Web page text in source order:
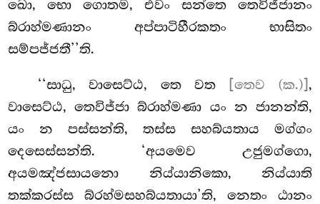
ඛො, භො ගොතම, එවං සන්තෙ තෙවිජ්ජානං
බ්රාහ්මණානං අප්පාටිහීරකතං භාසිතං
සම්පජ්ජතී’’ති.
‘‘සාධු, වාසෙට්ඨ, තෙ වත [තෙව (ක.)] ,
වාසෙට්ඨ, තෙවිජ්ජා බ්රාහ්මණා යං න ජානන්ති,
යං න පස්සන්ති, තස්ස සහබ්යතාය මග්ගං
දෙසෙස්සන්ති. ‘අයමෙව උජුමග්ගො,
අයමඤ්ජසායනො නිය්යානිකො, නිය්යාති
තක්කරස්ස බ්රහ්මසහබ්යතායා’ති, නෙතං ඨානං